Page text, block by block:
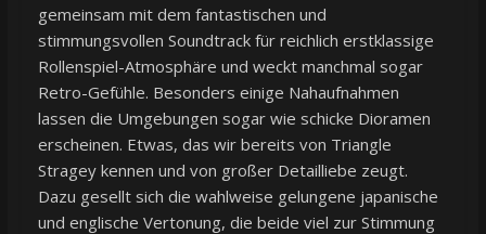
gemeinsam mit dem fantastischen und
stimmungsvollen Soundtrack für reichlich erstklassige
Rollenspiel-Atmosphäre und weckt manchmal sogar
Retro-Gefühle. Besonders einige Nahaufnahmen
lassen die Umgebungen sogar wie schicke Dioramen
erscheinen. Etwas, das wir bereits von Triangle
Stragey kennen und von großer Detailliebe zeugt.
Dazu gesellt sich die wahlweise gelungene japanische
und englische Vertonung, die beide viel zur Stimmung